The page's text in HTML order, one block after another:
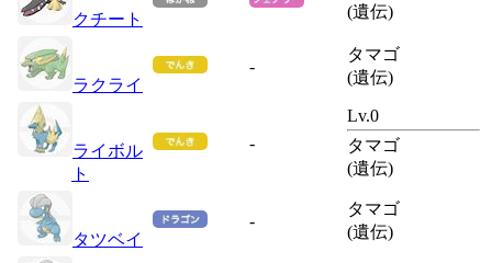
クチート
(遺伝)
ラクライ
-
タマゴ
(遺伝)
ライボル
ト
-
Lv.0
タマゴ
(遺伝)
タツベイ
-
タマゴ
(遺伝)